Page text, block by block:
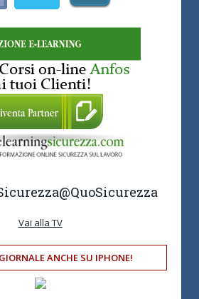
@QuoSicurezza
Vai alla TV
ANCHE SU IPHONE!